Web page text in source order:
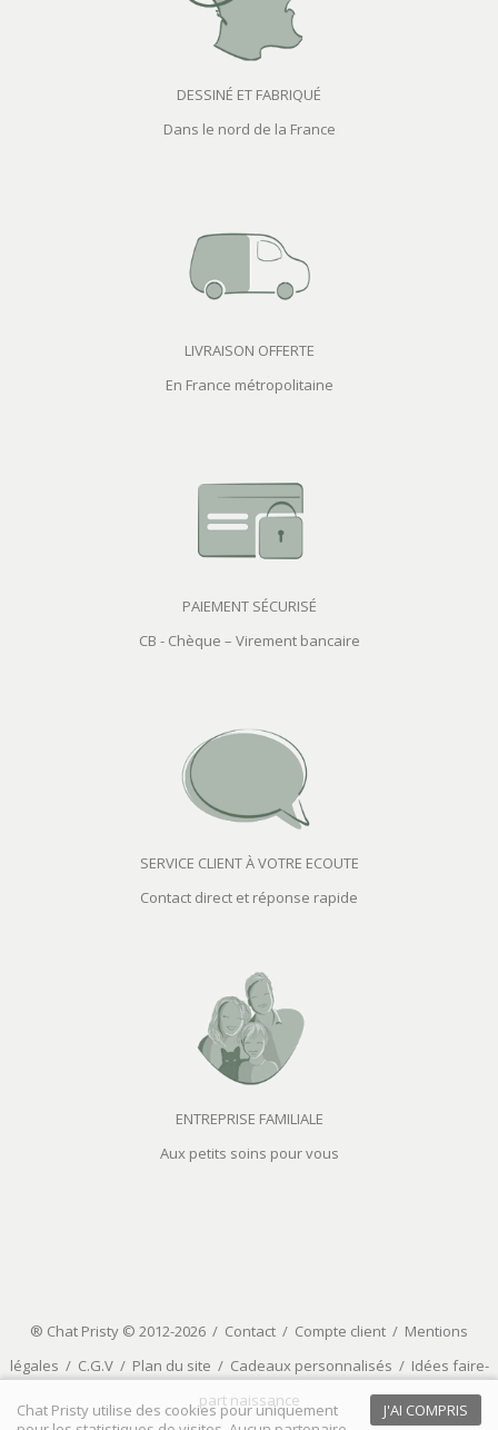
DESSINÉ ET FABRIQUÉ
Dans le nord de la France
LIVRAISON OFFERTE
En France métropolitaine
PAIEMENT SÉCURISÉ
CB - Chèque – Virement bancaire
SERVICE CLIENT À VOTRE ECOUTE
Contact direct et réponse rapide
ENTREPRISE FAMILIALE
Aux petits soins pour vous
® Chat Pristy © 2012-2026 / Contact / Compte client / Mentions
légales / C.G.V/ Plan du site / Cadeaux personnalisés / Idées faire-
part naissance
J'AI COMPRIS
Chat Pristy utilise des cookies pour uniquement